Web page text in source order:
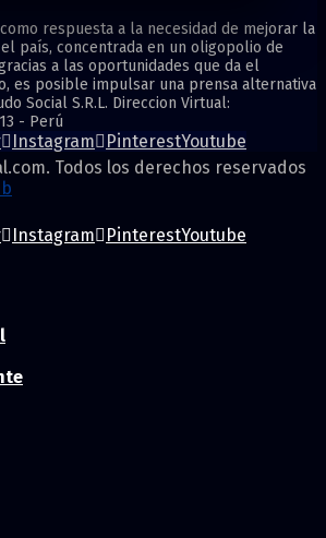
respuesta a la necesidad de mejorar la
país, concentrada en un oligopolio de
a las oportunidades que da el
es posible impulsar una prensa alternativa
Social S.R.L. Direccion Virtual:
- Perú
Instagram PinterestYoutube
Todos los derechos reservados
Instagram PinterestYoutube